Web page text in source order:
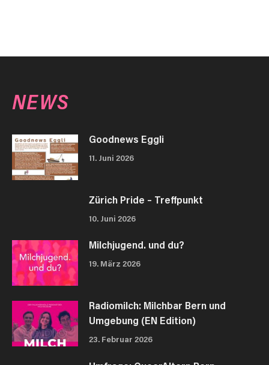
NEWS
Goodnews Eggli
11. Juni 2026
Zürich Pride – Treffpunkt
10. Juni 2026
Milchjugend. und du?
19. März 2026
Radiomilch: Milchbar Bern und
Umgebung (EN Edition)
23. Februar 2026